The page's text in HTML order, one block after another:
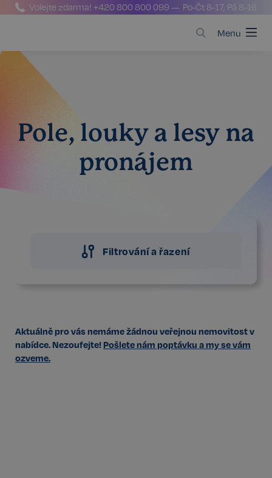
Volejte zdarma!+420 800 800 099 — Po-Čt 8-17, Pá 8-16
Menu
Pole, louky a lesy na
pronájem
Filtrování a řazení
Aktuálně pro vás nemáme žádnou veřejnou nemovitost v
nabídce. Nezoufejte! Pošlete nám poptávku a my se vám
ozveme.